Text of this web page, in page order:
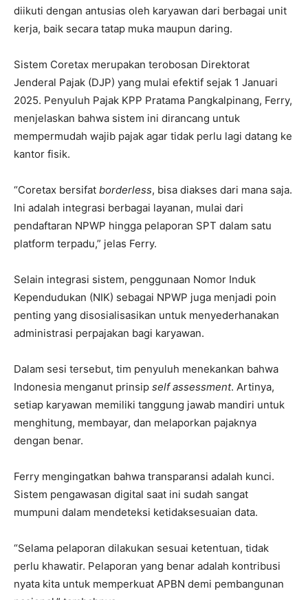
diikuti dengan antusias oleh karyawan dari berbagai unit
kerja, baik secara tatap muka maupun daring.
Sistem Coretax merupakan terobosan Direktorat
Jenderal Pajak (DJP) yang mulai efektif sejak 1 Januari
2025. Penyuluh Pajak KPP Pratama Pangkalpinang, Ferry,
menjelaskan bahwa sistem ini dirancang untuk
mempermudah wajib pajak agar tidak perlu lagi datang ke
kantor fisik.
“Coretax bersifat borderless, bisa diakses dari mana saja.
Ini adalah integrasi berbagai layanan, mulai dari
pendaftaran NPWP hingga pelaporan SPT dalam satu
platform terpadu,” jelas Ferry.
Selain integrasi sistem, penggunaan Nomor Induk
Kependudukan (NIK) sebagai NPWP juga menjadi poin
penting yang disosialisasikan untuk menyederhanakan
administrasi perpajakan bagi karyawan.
Dalam sesi tersebut, tim penyuluh menekankan bahwa
Indonesia menganut prinsip self assessment. Artinya,
setiap karyawan memiliki tanggung jawab mandiri untuk
menghitung, membayar, dan melaporkan pajaknya
dengan benar.
Ferry mengingatkan bahwa transparansi adalah kunci.
Sistem pengawasan digital saat ini sudah sangat
mumpuni dalam mendeteksi ketidaksesuaian data.
“Selama pelaporan dilakukan sesuai ketentuan, tidak
perlu khawatir. Pelaporan yang benar adalah kontribusi
nyata kita untuk memperkuat APBN demi pembangunan